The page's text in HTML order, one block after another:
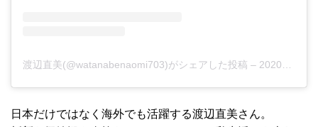
渡辺直美(@watanabenaomi703)がシェアした投稿 – 2020年 3月月30日午前1時35分PDT
日本だけではなく海外でも活躍する渡辺直美さん。